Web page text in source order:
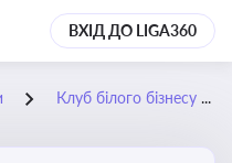
ВХІД ДО LIGA360
Клуб білого бізнесу